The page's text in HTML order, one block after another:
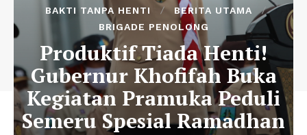
BAKTI TANPA HENTI
BERITA UTAMA
BRIGADE PENOLONG
Produktif Tiada Henti!
Gubernur Khofifah Buka
Kegiatan Pramuka Peduli
Semeru Spesial Ramadhan